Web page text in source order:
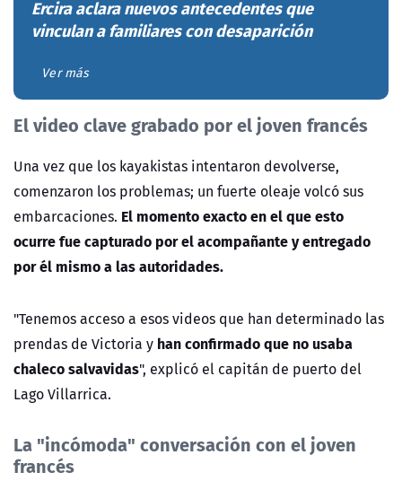
Ercira aclara nuevos antecedentes que
vinculan a familiares con desaparición
Ver más
El video clave grabado por el joven francés
Una vez que los kayakistas intentaron devolverse,
comenzaron los problemas; un fuerte oleaje volcó sus
embarcaciones. El momento exacto en el que esto
ocurre fue capturado por el acompañante y entregado
por él mismo a las autoridades.
"Tenemos acceso a esos videos que han determinado las
prendas de Victoria y han confirmado que no usaba
chaleco salvavidas", explicó el capitán de puerto del
Lago Villarrica.
La "incómoda" conversación con el joven
francés